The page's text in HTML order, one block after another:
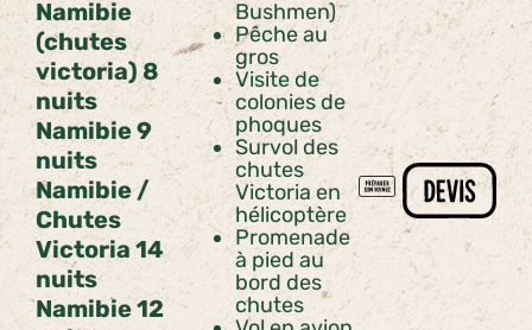
Bushmen)
Pêche au
gros
Visite de
colonies de
phoques
Survol des
chutes
Victoria en
hélicoptère
Promenade
à pied au
bord des
chutes
Namibie
(chutes
victoria) 8
nuits
Namibie 9
nuits
Namibie /
Chutes
Victoria 14
nuits
Namibie 12